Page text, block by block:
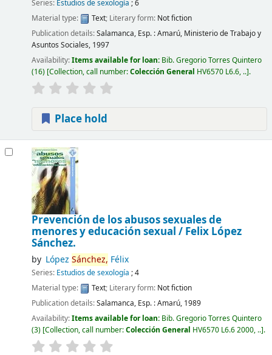
Series: Estudios de sexología ; 6
Material type:
Text; Literary form: Not fiction
Publication details:Salamanca, Esp. :Amarú, Ministerio de Trabajo y
Asuntos Sociales, 1997
Availability:Items available for loan: Bib. Gregorio Torres Quintero
(16) Collection, call number:Colección General HV6570 L6.6, .. .
Place hold
Prevención de los abusos sexuales de
menores y educación sexual / Felix López
Sánchez.
by López Sánchez, Félix
Series: Estudios de sexología ; 4
Material type:
Text; Literary form: Not fiction
Publication details:Salamanca, Esp. :Amarú, 1989
Availability:Items available for loan: Bib. Gregorio Torres Quintero
(3) Collection, call number:Colección General HV6570 L6.6 2000, .. .